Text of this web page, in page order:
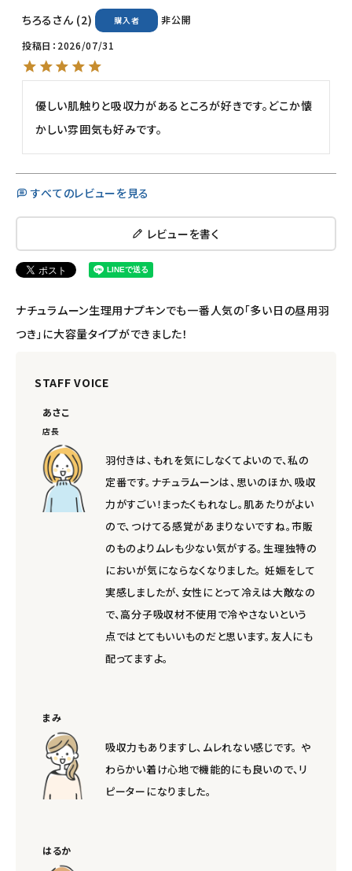
アカウント情報
ようこそ ゲスト 様
ログイン person 会員登録
ちろる 2 購入者
非公開
投稿日
2026/07/31
優しい肌触りと吸収力があるところが好きです。どこか懐
かしい雰囲気も好みです。
すべてのレビューを見る
レビューを書く
ナチュラムーン生理用ナプキンでも一番人気の「多い日の昼用羽
つき」に大容量タイプができました！
STAFF VOICE
あさこ
店長
羽付きは、もれを気にしなくてよいので、私の
定番です。ナチュラムーンは、思いのほか、吸収
力がすごい！まったくもれなし。肌あたりがよい
ので、つけてる感覚があまりないですね。市販
のものよりムレも少ない気がする。生理独特の
においが気にならなくなりました。 妊娠をして
実感しましたが、女性にとって冷えは大敵なの
で、高分子吸収材不使用で冷やさないという
点ではとてもいいものだと思います。友人にも
配ってますよ。
まみ
吸収力もありますし、ムレれない感じです。 や
わらかい着け心地で機能的にも良いので、リ
ピーターになりました。
はるか